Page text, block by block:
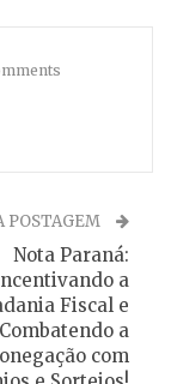
POSTAGEM
Nota Paraná:
a
Fiscal e
Combatendo a
com